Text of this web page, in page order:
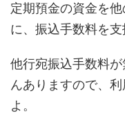
定期預金の資金を
に、振込手数料を
他行宛振込手数料
んありますので、
よ。